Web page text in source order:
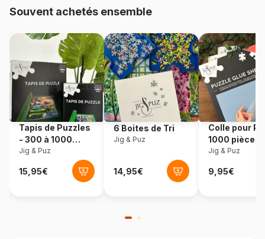
Référence Cobble-Hill-47026
EAN 625012470261
Nombre de pièces 350 pièces
Dimensions 68 x 49 cm
Souvent achetés ensemble
Tapis de Puzzles
- 300 à 1000
pièces
Jig & Puz
6 Boites de Tri
Jig & Puz
Colle pour
1000 pièces
Jig & Puz